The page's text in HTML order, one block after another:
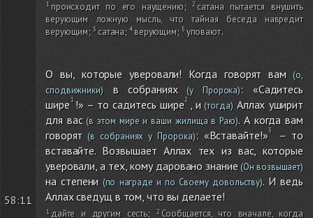
происходит по его наущению;
сатана пытается внушить
верующим ложную мысль, что тайная беседа навредит
верующим; сатана; верующим; уповают.
58:11
О вы, которые уверовали! Когда говорят вам (о,
сподвижники)в собраниях(у Пророка): «Садитесь
шире !» – то садитесь шире , и (тогда)Аллах уширит
для вас(в этом мире и ваши жилища в Раю). А когда вам
говорят (в собраниях у Пророка): «Вставайте!»
– то
вставайте. Возвышает Аллах тех из вас, которые
уверовали, а тех, кому даровано знание(Он возвышает)
на степени (по награде и по Своему довольству). И ведь
Аллах сведущ в том, что вы делаете!
дайте и другим сесть;
Сообщается, что вначале, когда